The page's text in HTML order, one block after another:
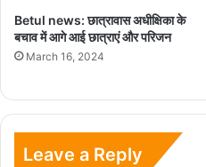
Betul news: छात्रावास अधीक्षिका के
बचाव में आगे आई छात्राएं और परिजन
March 16, 2024
Leave a Reply